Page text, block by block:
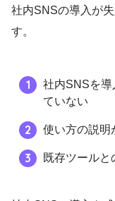
社内SNSの導入が
す。
社内SNSを
ていない
使い方の説明
既存ツールと